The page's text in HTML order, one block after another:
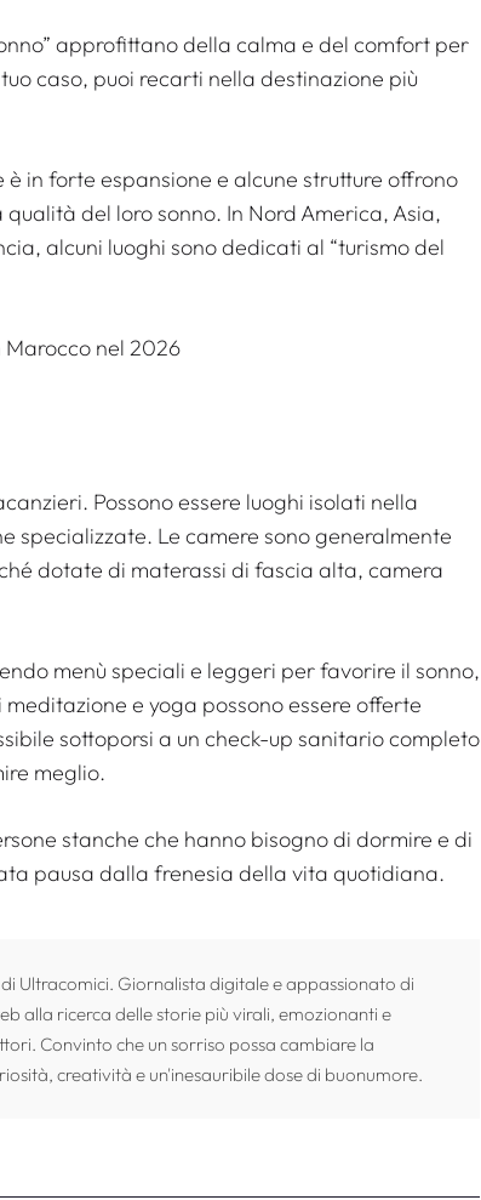
approfittano della calma e del comfort per
caso, puoi recarti nella destinazione più
in forte espansione e alcune strutture offrono
del loro sonno. In Nord America, Asia,
alcuni luoghi sono dedicati al “turismo del
nel 2026
Possono essere luoghi isolati nella
specializzate. Le camere sono generalmente
dotate di materassi di fascia alta, camera
menù speciali e leggeri per favorire il sonno,
e yoga possono essere offerte
sottoporsi a un check-up sanitario completo
meglio.
stanche che hanno bisogno di dormire e di
pausa dalla frenesia della vita quotidiana.
Ultracomici. Giornalista digitale e appassionato di
alla ricerca delle storie più virali, emozionanti e
Convinto che un sorriso possa cambiare la
creatività e un'inesauribile dose di buonumore.